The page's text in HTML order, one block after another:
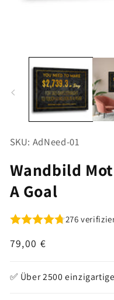
Modal
öffnen
SKU: AdNeed-01
Wandbild
A Goal
276
Normaler
79,00 €
✅ Über 2500